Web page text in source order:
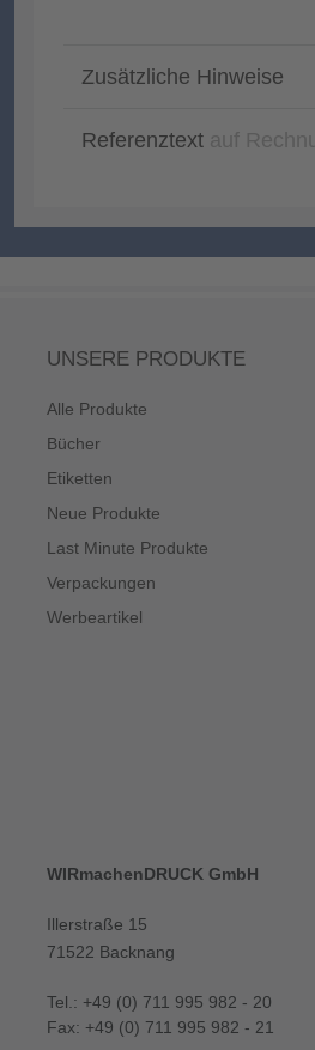
Zusätzliche Hinweise
Referenztext
UNSERE PRODUKTE
Alle Produkte
Bücher
Etiketten
Neue Produkte
Last Minute Produkte
Verpackungen
Werbeartikel
WIRmachenDRUCK GmbH
Illerstraße 15
71522 Backnang
Tel.: +49 (0) 711 995 982 - 20
Fax: +49 (0) 711 995 982 - 21